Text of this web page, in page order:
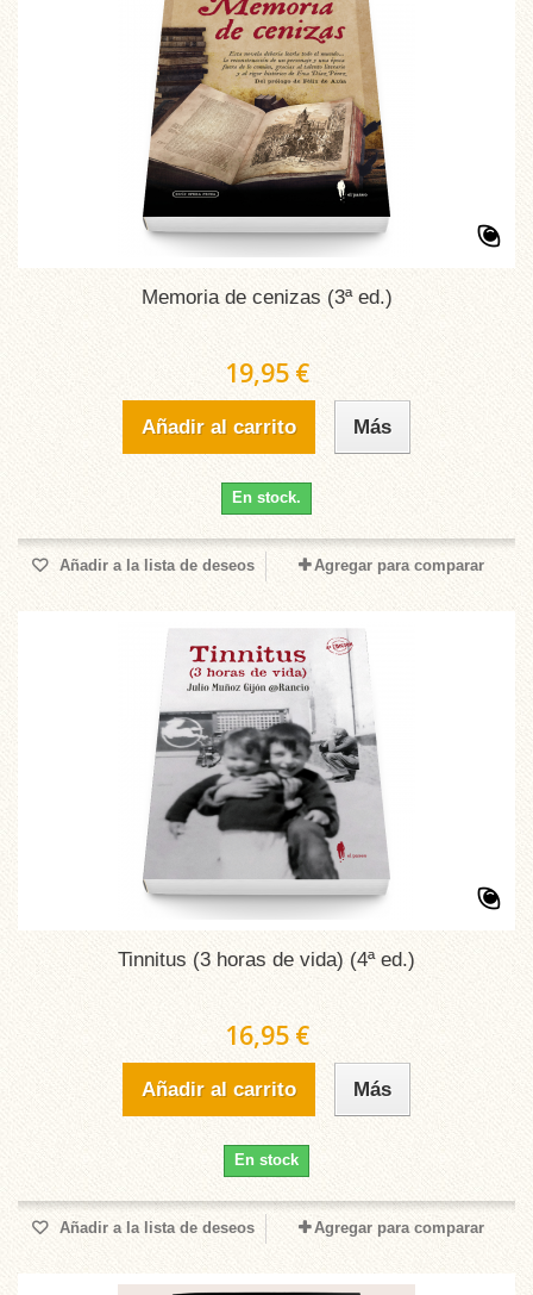
Memoria de cenizas (3ª ed.)
19,95 €
Añadir al carrito Más
En stock.
Añadir a la lista de deseos Agregar para comparar
Tinnitus (3 horas de vida) (4ª ed.)
16,95 €
Añadir al carrito Más
En stock
Añadir a la lista de deseos Agregar para comparar